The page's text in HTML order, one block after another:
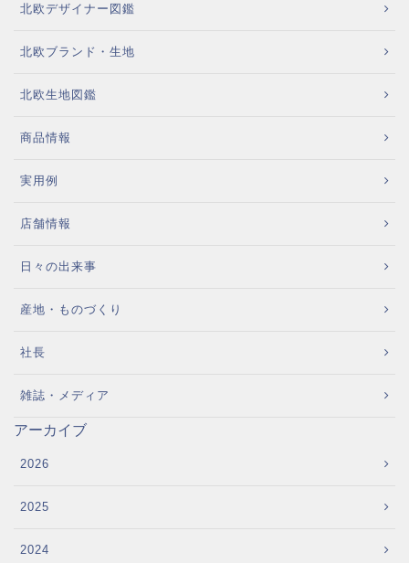
北欧デザイナー図鑑
北欧ブランド・生地
北欧生地図鑑
商品情報
実用例
店舗情報
日々の出来事
産地・ものづくり
社長
雑誌・メディア
アーカイブ
2026
2025
2024